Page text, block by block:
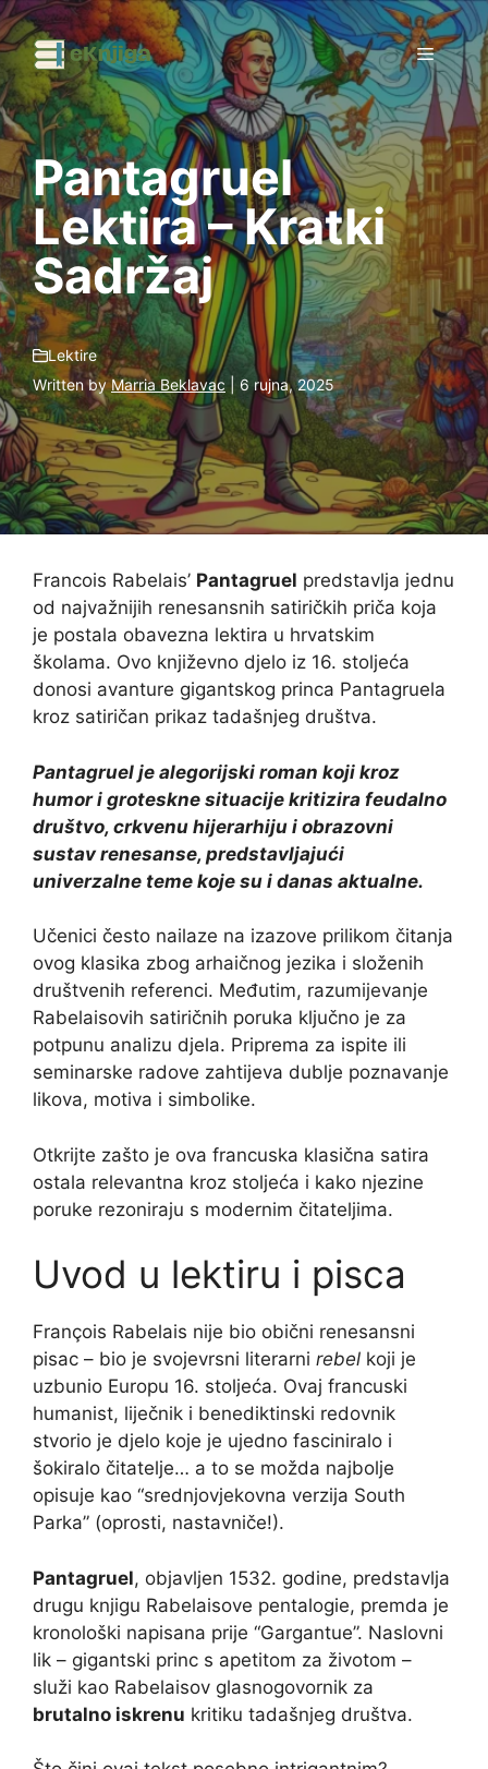
Preskoči
na
sadržaj
Pantagruel
Lektira – Kratki
Sadržaj
Lektire
Written byMarria Beklavac | 6 rujna, 2025
Francois Rabelais’ Pantagruel predstavlja jednu
od najvažnijih renesansnih satiričkih priča koja
je postala obavezna lektira u hrvatskim
školama. Ovo književno djelo iz 16. stoljeća
donosi avanture gigantskog princa Pantagruela
kroz satiričan prikaz tadašnjeg društva.
Pantagruel je alegorijski roman koji kroz
humor i groteskne situacije kritizira feudalno
društvo, crkvenu hijerarhiju i obrazovni
sustav renesanse, predstavljajući
univerzalne teme koje su i danas aktualne.
Učenici često nailaze na izazove prilikom čitanja
ovog klasika zbog arhaičnog jezika i složenih
društvenih referenci. Međutim, razumijevanje
Rabelaisovih satiričnih poruka ključno je za
potpunu analizu djela. Priprema za ispite ili
seminarske radove zahtijeva dublje poznavanje
likova, motiva i simbolike.
Otkrijte zašto je ova francuska klasična satira
ostala relevantna kroz stoljeća i kako njezine
poruke rezoniraju s modernim čitateljima.
Uvod u lektiru i pisca
François Rabelais nije bio obični renesansni
pisac – bio je svojevrsni literarni rebel koji je
uzbunio Europu 16. stoljeća. Ovaj francuski
humanist, liječnik i benediktinski redovnik
stvorio je djelo koje je ujedno fasciniralo i
šokiralo čitatelje… a to se možda najbolje
opisuje kao “srednjovjekovna verzija South
Parka” (oprosti, nastavniče!).
Pantagruel, objavljen 1532. godine, predstavlja
drugu knjigu Rabelaisove pentalogie, premda je
kronološki napisana prije “Gargantue”. Naslovni
lik – gigantski princ s apetitom za životom –
služi kao Rabelaisov glasnogovornik za
brutalno iskrenu kritiku tadašnjeg društva.